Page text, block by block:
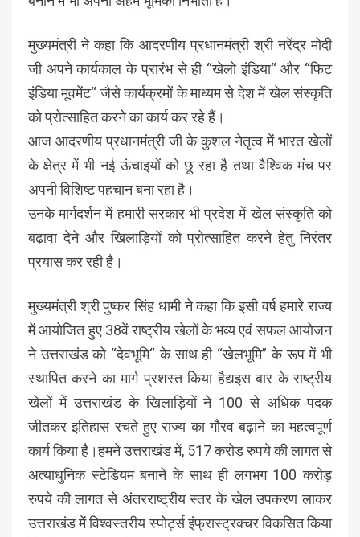
मुख्यमंत्री ने कहा कि आदरणीय प्रधानमंत्री श्री नरेंद्र मोदी
जी अपने कार्यकाल के प्रारंभ से ही “खेलो इंडिया“ और “फिट
इंडिया मूवमेंट“ जैसे कार्यक्रमों के माध्यम से देश में खेल संस्कृति
को प्रोत्साहित करने का कार्य कर रहे हैं।
आज आदरणीय प्रधानमंत्री जी के कुशल नेतृत्व में भारत खेलों
के क्षेत्र में भी नई ऊंचाइयों को छू रहा है तथा वैश्विक मंच पर
अपनी विशिष्ट पहचान बना रहा है।
उनके मार्गदर्शन में हमारी सरकार भी प्रदेश में खेल संस्कृति को
बढ़ावा देने और खिलाड़ियों को प्रोत्साहित करने हेतु निरंतर
प्रयास कर रही है।
मुख्यमंत्री श्री पुष्कर सिंह धामी ने कहा कि इसी वर्ष हमारे राज्य
में आयोजित हुए 38वें राष्ट्रीय खेलों के भव्य एवं सफल आयोजन
ने उत्तराखंड को “देवभूमि“ के साथ ही “खेलभूमि” के रूप में भी
स्थापित करने का मार्ग प्रशस्त किया हैद्यइस बार के राष्ट्रीय
खेलों में उत्तराखंड के खिलाड़ियों ने 100 से अधिक पदक
जीतकर इतिहास रचते हुए राज्य का गौरव बढ़ाने का महत्वपूर्ण
कार्य किया है।हमने उत्तराखंड में, 517 करोड़ रुपये की लागत से
अत्याधुनिक स्टेडियम बनाने के साथ ही लगभग 100 करोड़
रुपये की लागत से अंतरराष्ट्रीय स्तर के खेल उपकरण लाकर
उत्तराखंड में विश्वस्तरीय स्पोर्ट्स इंफ्रास्ट्रक्चर विकसित किया